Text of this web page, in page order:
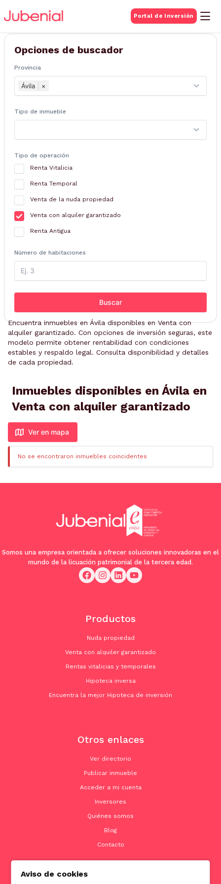
Portal de Inversión
BUSQUEDA DE
Inmuebles
Opciones de buscador
Provincia
Ávila ×
Tipo de inmueble
Tipo de operación
Renta Vitalicia
Renta Temporal
Venta de la nuda propiedad
Venta con alquiler garantizado
Renta Antigua
Número de habitaciones
Buscar
Encuentra inmuebles en Ávila disponibles en Venta con
alquiler garantizado. Con opciones de inversión seguras, este
modelo permite obtener rentabilidad con condiciones
estables y respaldo legal. Consulta disponibilidad y detalles
de cada propiedad.
Inmuebles disponibles en Ávila en
Venta con alquiler garantizado
Ver en mapa
No se encontraron inmuebles coincidentes
Somos una empresa orientada a ofrecer soluciones innovadoras en el
mundo de la licuación patrimonial de la tercera edad.
Productos
Nuda propiedad
Venta con alquiler garantizado
Rentas vitalicias y temporales
Hipoteca inversa
Encuentra la mejor Hipoteca de inversión
Otros enlaces
Ver directorio
Publicar inmueble
Acceder a mi cuenta
Inversores
Quiénes somos
Blog
Contacto
Aviso de cookies